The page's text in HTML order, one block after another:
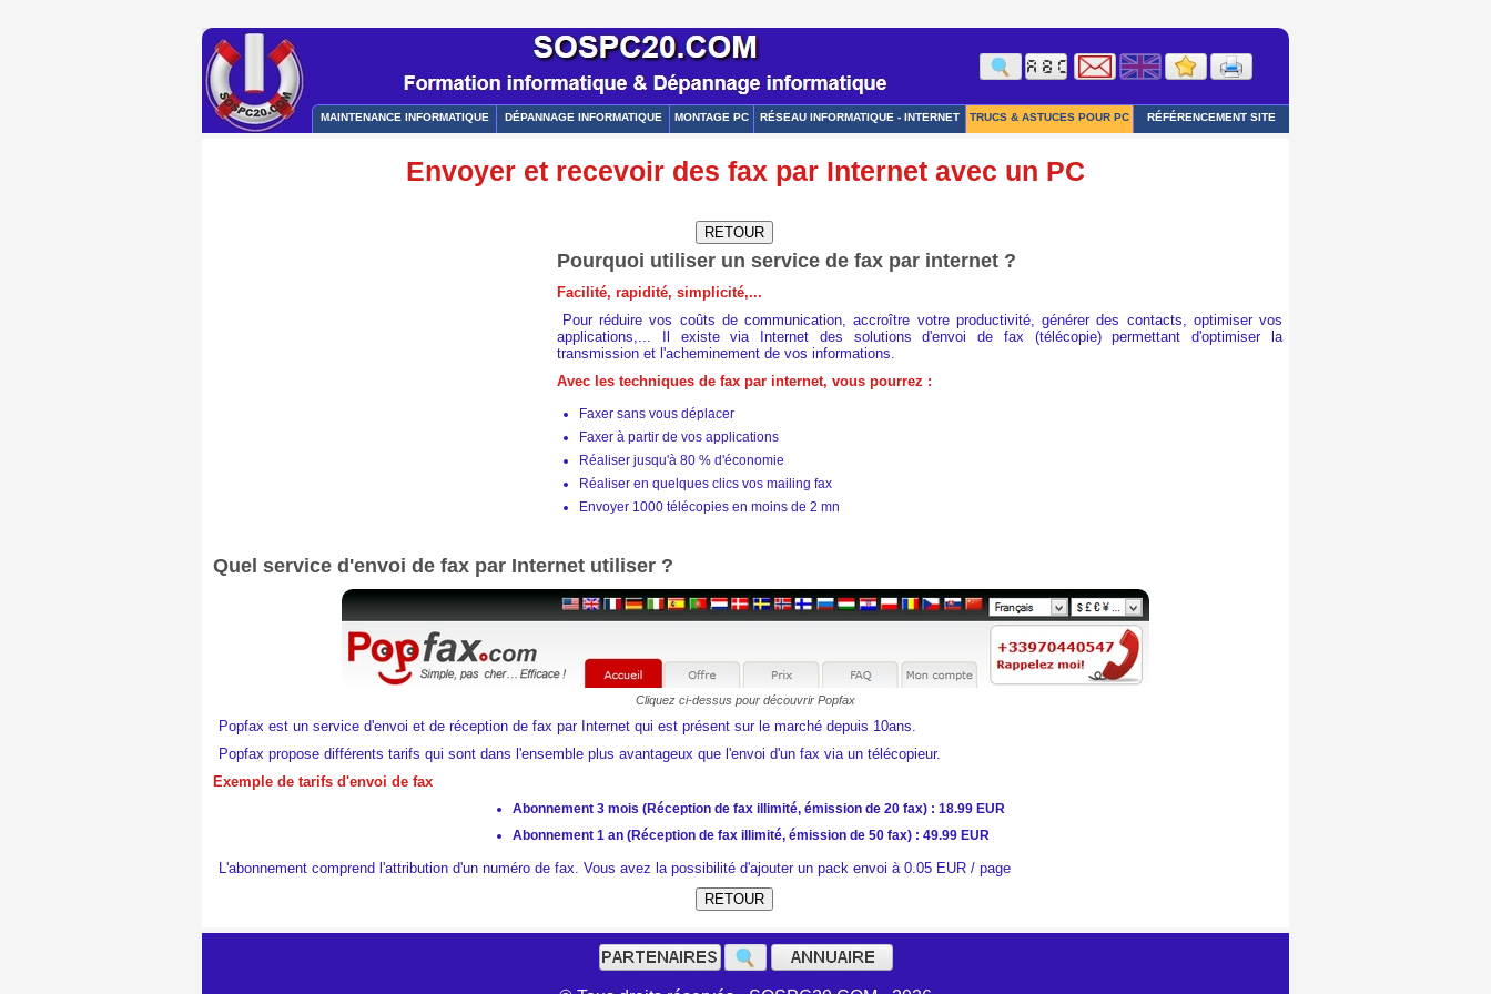
MAINTENANCE INFORMATIQUE DÉPANNAGE INFORMATIQUE MONTAGE PC RÉSEAU INFORMATIQUE - INTERNET TRUCS & ASTUCES POUR PC RÉFÉRENCEMENT SITE
Envoyer et recevoir des fax par Internet avec un PC
Pourquoi utiliser un service de fax par internet ?
Facilité, rapidité, simplicité,...
Pour réduire vos coûts de communication, accroître votre productivité, générer des contacts, optimiser vos
applications,... Il existe via Internet des solutions d'envoi de fax (télécopie) permettant d'optimiser la
transmission et l'acheminement de vos informations.
Avec les techniques de fax par internet, vous pourrez :
Faxer sans vous déplacer
Faxer à partir de vos applications
Réaliser jusqu'à 80 % d'économie
Réaliser en quelques clics vos mailing fax
Envoyer 1000 télécopies en moins de 2 mn
Quel service d'envoi de fax par Internet utiliser ?
Cliquez ci-dessus pour découvrir Popfax
Popfax est un service d'envoi et de réception de fax par Internet qui est présent sur le marché depuis 10ans.
Popfax propose différents tarifs qui sont dans l'ensemble plus avantageux que l'envoi d'un fax via un télécopieur.
Exemple de tarifs d'envoi de fax
Abonnement 3 mois (Réception de fax illimité, émission de 20 fax) : 18.99 EUR
Abonnement 1 an (Réception de fax illimité, émission de 50 fax) : 49.99 EUR
L'abonnement comprend l'attribution d'un numéro de fax. Vous avez la possibilité d'ajouter un pack envoi à 0.05 EUR / page